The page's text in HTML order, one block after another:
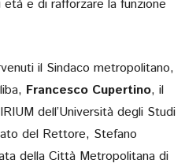
e di rafforzare la funzione
il Sindaco metropolitano,
Francesco Cupertino, il
dell’Università degli Studi
del Rettore, Stefano
della Città Metropolitana di